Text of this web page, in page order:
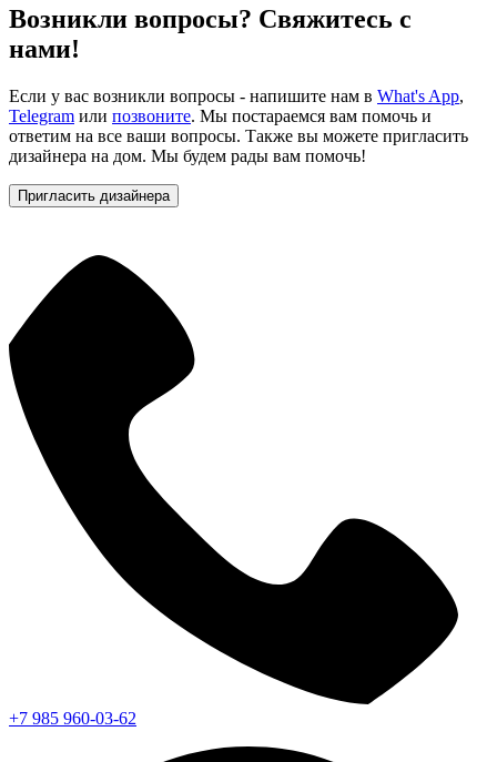
Возникли вопросы? Свяжитесь с
нами!
Если у вас возникли вопросы - напишите нам в What's App,
Telegram или позвоните. Мы постараемся вам помочь и
ответим на все ваши вопросы. Также вы можете пригласить
дизайнера на дом. Мы будем рады вам помочь!
Пригласить дизайнера
+7 985 960-03-62